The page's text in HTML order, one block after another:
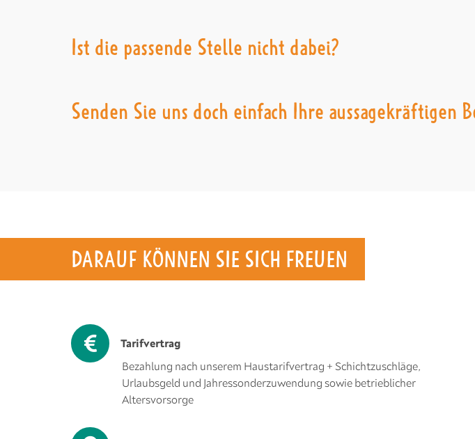
Ist die passende Stelle nicht dabei?
Senden Sie uns doch einfach Ihre aussagekräftigen
DARAUF KÖNNEN SIE SICH FREUEN
Tarifvertrag
Bezahlung nach unserem Haustarifvertrag + Schichtzuschläge,
Urlaubsgeld und Jahressonderzuwendung sowie betrieblicher
Altersvorsorge